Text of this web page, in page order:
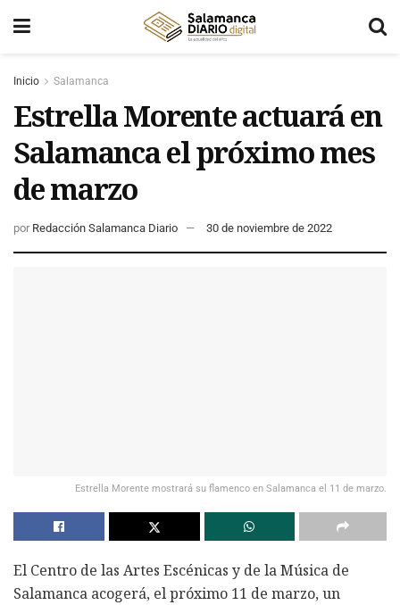
Inicio Salamanca
Estrella Morente actuará en
Salamanca el próximo mes
de marzo
por Redacción Salamanca Diario 30 de noviembre de 2022
Estrella Morente mostrará su flamenco en Salamanca el 11 de marzo.
El Centro de las Artes Escénicas y de la Música de
Salamanca acogerá, el próximo 11 de marzo, un